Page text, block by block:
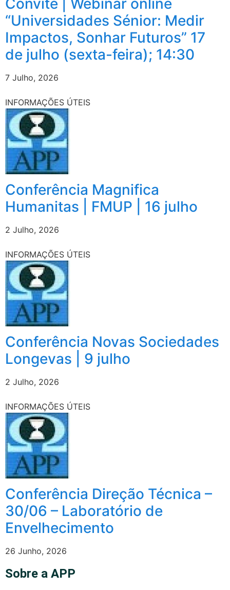
Convite | Webinar online
“Universidades Sénior: Medir
Impactos, Sonhar Futuros” 17
de julho (sexta-feira); 14:30
7 Julho, 2026
INFORMAÇÕES ÚTEIS
Conferência Magnifica
Humanitas | FMUP | 16 julho
2 Julho, 2026
INFORMAÇÕES ÚTEIS
Conferência Novas Sociedades
Longevas | 9 julho
2 Julho, 2026
INFORMAÇÕES ÚTEIS
Conferência Direção Técnica –
30/06 – Laboratório de
Envelhecimento
26 Junho, 2026
Sobre a APP